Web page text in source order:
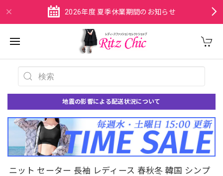
2026年度 夏季休業期間のお知らせ
地震の影響による配送状況について
ニット セーター 長袖 レディース 春秋冬 韓国 シンプ